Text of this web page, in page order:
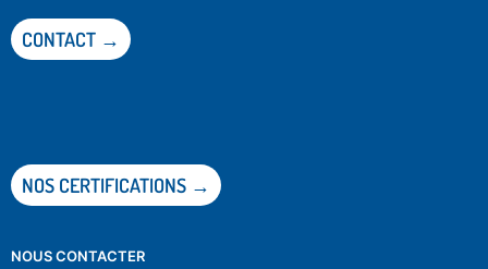
CONTACT →
NOS CERTIFICATIONS →
NOUS CONTACTER